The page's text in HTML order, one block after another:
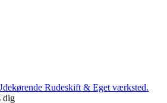
Rudeskift & Eget værksted.
dig